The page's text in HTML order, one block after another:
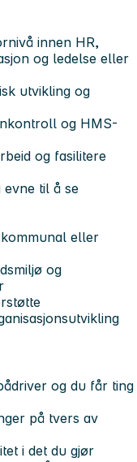
innen HR,
og ledelse eller
utvikling og
og HMS-
og fasilitere
evne til å se
eller
og
og du får ting
på tvers av
i det du gjør